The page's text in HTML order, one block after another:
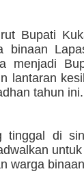
Bupati
binaan
menjadi
lantaran
tahun ini.
tinggal di
warga